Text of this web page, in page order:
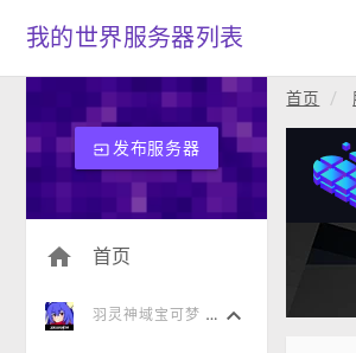
我的世界服务器列表
input发布服务器
home 首页
羽
灵神域宝可梦 V8.3.8 keyboard_arrow_down
首页